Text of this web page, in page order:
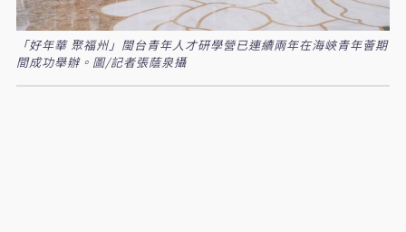
「好年華 聚福州」閩台青年人才研學營已連續兩年在海峽青年薈期
間成功舉辦。圖/記者張蔭泉攝